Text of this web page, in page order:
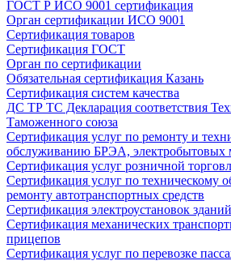
ГОСТ Р ИСО 9001 сертификация
Орган сертификации ИСО 9001
Сертификация товаров
Сертификация ГОСТ
Орган по сертификации
Обязательная сертификация Казань
Сертификация систем качества
ДС ТР ТС Декларация соответствия
Таможенного союза
Сертификация услуг по ремонту и
обслуживанию БРЭА, электробытовых
Сертификация услуг розничной
Сертификация услуг по техническому
ремонту автотранспортных средств
Сертификация электроустановок зданий
Сертификация механических
прицепов
Сертификация услуг по перевозке